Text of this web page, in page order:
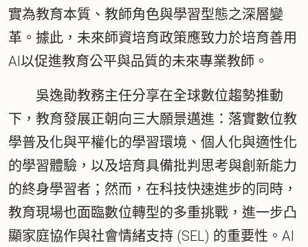
實為教育本質、教師角色與學習型態之深層變
革。據此，未來師資培育政策應致力於培育善用
AI以促進教育公平與品質的未來專業教師。
吳逸勛教務主任分享在全球數位趨勢推動
下，教育發展正朝向三大願景邁進：落實數位教
學普及化與平權化的學習環境、個人化與適性化
的學習體驗，以及培育具備批判思考與創新能力
的終身學習者；然而，在科技快速進步的同時，
教育現場也面臨數位轉型的多重挑戰，進一步凸
顯家庭協作與社會情緒支持 (SEL) 的重要性。AI